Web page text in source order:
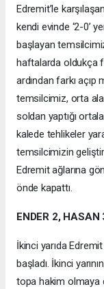
Edremit’le
kendi evinde ‘2-0’
başlayan
haftalarda oldukça
ardından farkı
temsilcimiz, orta
soldan yaptığı
kalede tehlikeler
temsilcimizin
Edremit ağlarına
önde kapattı.
ENDER 2, HASAN
İkinci yarıda
başladı. İkinci
topa hakim olmaya